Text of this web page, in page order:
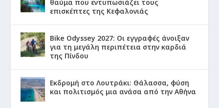
θαύμα που εντυπωσιάζει τους
επισκέπτες της Κεφαλονιάς
Bike Odyssey 2027: Οι εγγραφές άνοιξαν
για τη μεγάλη περιπέτεια στην καρδιά
της Πίνδου
Εκδρομή στο Λουτράκι: Θάλασσα, φύση
και πολιτισμός μια ανάσα από την Αθήνα